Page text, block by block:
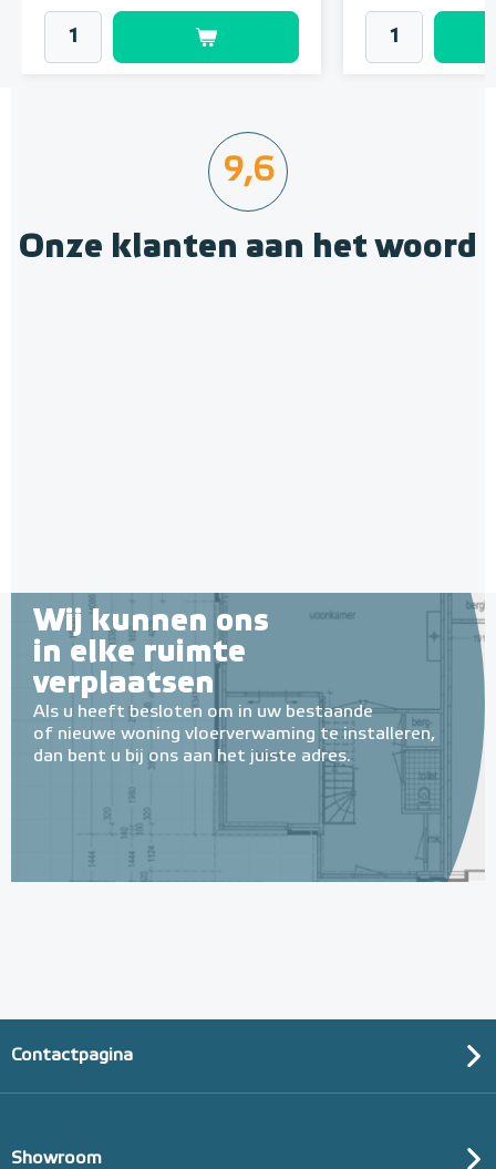
9,6
Onze klanten aan het woord
Wij kunnen ons
in elke ruimte
verplaatsen
Als u heeft besloten om in uw bestaande
of nieuwe woning vloerverwaming te installeren,
dan bent u bij ons aan het juiste adres.
Contactpagina
Showroom